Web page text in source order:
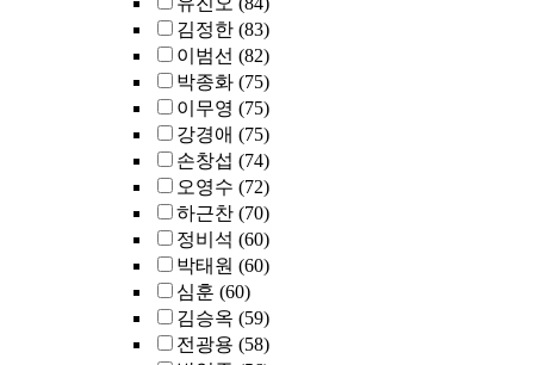
김정한 (83)
이범선 (82)
박종화 (75)
이무영 (75)
강경애 (75)
손창섭 (74)
오영수 (72)
하근찬 (70)
정비석 (60)
박태원 (60)
심훈 (60)
김승옥 (59)
전광용 (58)